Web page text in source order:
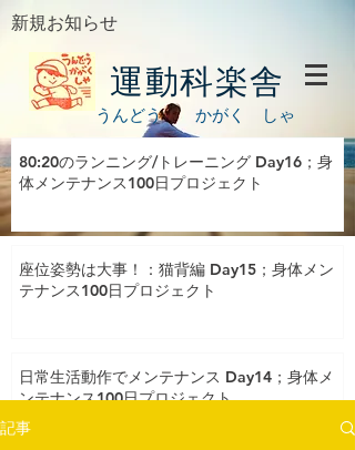
新規お知らせ
運動科楽舎
うんどう かがく しゃ
80:20のランニング/トレーニング Day16；身
体メンテナンス100日プロジェクト
座位姿勢は大事！：猫背編 Day15；身体メン
テナンス100日プロジェクト
日常生活動作でメンテナンス Day14；身体メ
ンテナンス100日プロジェクト
記事